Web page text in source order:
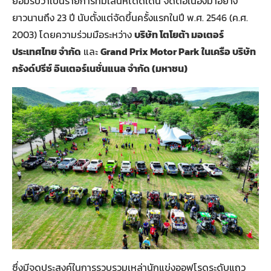
ยาวนานถึง 23 ปี นับตั้งแต่จัดขึ้นครั้งแรกในปี พ.ศ. 2546 (ค.ศ.
2003) โดยความร่วมมือระหว่างบริษัท โตโยต้า มอเตอร์
ประเทศไทย จำกัด และGrand Prix Motor Park ในเครือ บริษัท
กรังด์ปรีซ์ อินเตอร์เนชั่นแนล จำกัด (มหาชน)
ซึ่งมีจุดประสงค์ในการรวบรวมเหล่านักแข่งออฟโรดระดับแถว